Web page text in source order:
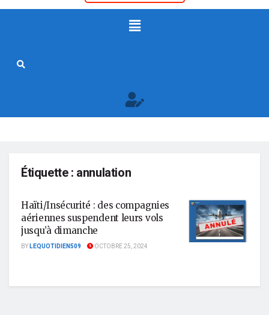
Étiquette : annulation
Haïti/Insécurité : des compagnies
aériennes suspendent leurs vols
jusqu’à dimanche
BYLEQUOTIDIEN509 OCTOBRE 25, 2024